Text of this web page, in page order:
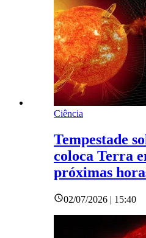
Ciência
Tempestade
coloca Terra
próximas
02/07/2026 | 15:40